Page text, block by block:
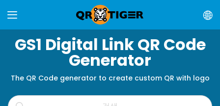
GS1 Digital Link QR Code
Generator
The QR Code generator to create custom QR with logo